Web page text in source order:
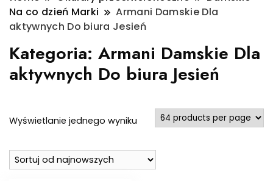
Na co dzień Marki
Armani Damskie Dla
aktywnych Do biura Jesień
Kategoria: Armani Damskie Dla
aktywnych Do biura Jesień
Wyświetlanie jednego wyniku